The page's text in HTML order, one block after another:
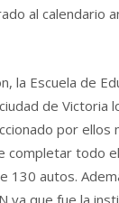
al calendario
la Escuela de
de Victoria
por ellos
completar todo
130 autos.